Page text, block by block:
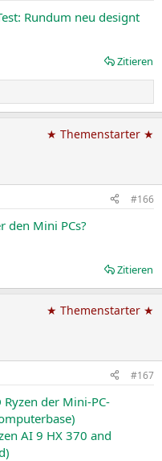
Rundum neu designt
Zitieren
★ Themenstarter ★
#166
den Mini PCs?
Zitieren
★ Themenstarter ★
#167
der Mini-PC-
AI 9 HX 370 and